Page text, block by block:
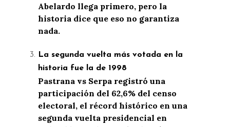
Abelardo llega primero, pero la
historia dice que eso no garantiza
nada.
La segunda vuelta más votada en la
historia fue la de 1998
Pastrana vs Serpa registró una
participación del 62,6% del censo
electoral, el récord histórico en una
segunda vuelta presidencial en